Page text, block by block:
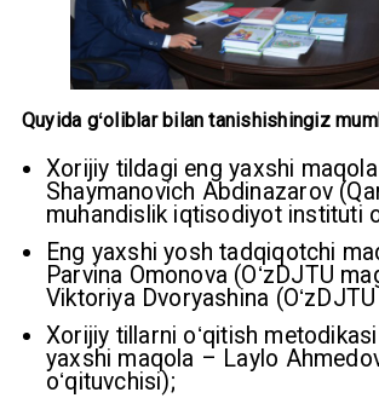
Quyida gʻoliblar bilan tanishishingiz
Xorijiy tildagi eng yaxshi
Shaymanovich Abdinazarov
muhandislik iqtisodiyot instituti
Eng yaxshi yosh tadqiqotchi
Parvina Omonova (OʻzDJTU
Viktoriya Dvoryashina
Xorijiy tillarni oʻqitish
yaxshi maqola – Laylo
oʻqituvchisi);